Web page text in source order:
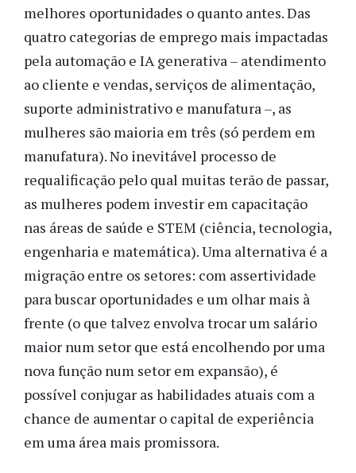
melhores oportunidades o quanto antes. Das
quatro categorias de emprego mais impactadas
pela automação e IA generativa – atendimento
ao cliente e vendas, serviços de alimentação,
suporte administrativo e manufatura –, as
mulheres são maioria em três (só perdem em
manufatura). No inevitável processo de
requalificação pelo qual muitas terão de passar,
as mulheres podem investir em capacitação
nas áreas de saúde e STEM (ciência, tecnologia,
engenharia e matemática). Uma alternativa é a
migração entre os setores: com assertividade
para buscar oportunidades e um olhar mais à
frente (o que talvez envolva trocar um salário
maior num setor que está encolhendo por uma
nova função num setor em expansão), é
possível conjugar as habilidades atuais com a
chance de aumentar o capital de experiência
em uma área mais promissora.